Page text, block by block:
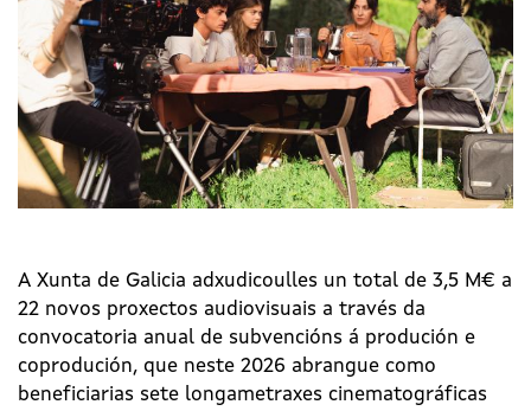
A Xunta de Galicia adxudicoulles un total de 3,5 M€ a
22 novos proxectos audiovisuais a través da
convocatoria anual de subvencións á produción e
coprodución, que neste 2026 abrangue como
beneficiarias sete longametraxes cinematográficas